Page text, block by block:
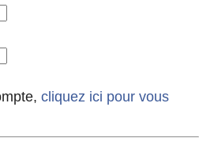
cliquez ici pour vous